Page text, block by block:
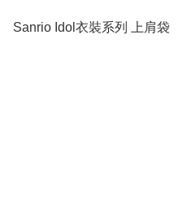
Sanrio Idol衣裝系列 上肩袋